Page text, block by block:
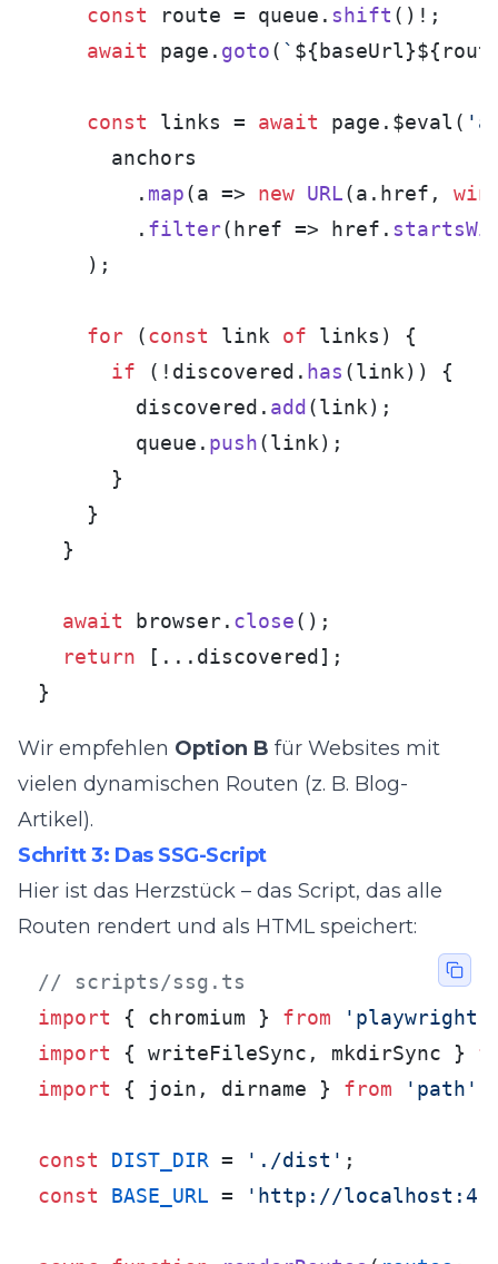
const route = queue. shift ()!;
await page. goto( ` ${baseUrl}
const links = await page.$eval(
      anchors
        .
map(a => new URL(a. href ,
        .
filter( href => href.
    );
for (const link of links) {
if (!discovered. has (link)) {
        discovered.
add (link);
        queue.
push(link);
      }
    }
  }
await browser. close();
return [...discovered];
}
Wir empfehlen Option B für Websites mit
vielen dynamischen Routen (z. B. Blog-
Artikel).
Schritt 3: Das SSG-Script
Hier ist das Herzstück – das Script, das alle
Routen rendert und als HTML speichert:
// scripts/ssg.ts
import { chromium } from
'playwright-
import { writeFileSync, mkdirSync }
import { join, dirname } from 'path'
const DIST_DIR = './dist'
const
BASE_URL = 'http://